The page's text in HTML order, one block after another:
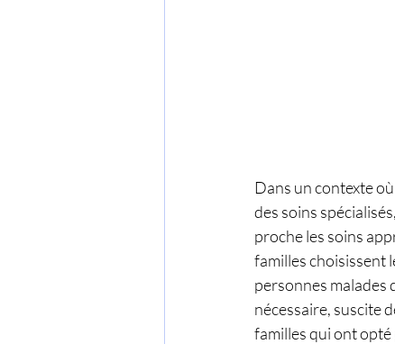
Dans un contexte
des soins
proche les soins
familles choisissent
personnes malades
nécessaire, suscite
familles qui ont opté